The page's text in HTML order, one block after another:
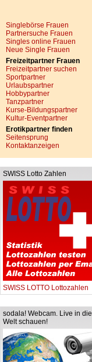
Singlebörse Frauen
Partnersuche Frauen
Singles online Frauen
Neue Single Frauen
Freizeitpartner Frauen
Freizeitpartner suchen
Sportpartner
Urlaubspartner
Hobbypartner
Tanzpartner
Kurse-Bildungspartner
Kultur-Eventpartner
Erotikpartner finden
Seitensprung
Kontaktanzeigen
SWISS Lotto Zahlen
SWISS LOTTO Lottozahlen
sodala! Webcam. Live in die
Welt schauen!